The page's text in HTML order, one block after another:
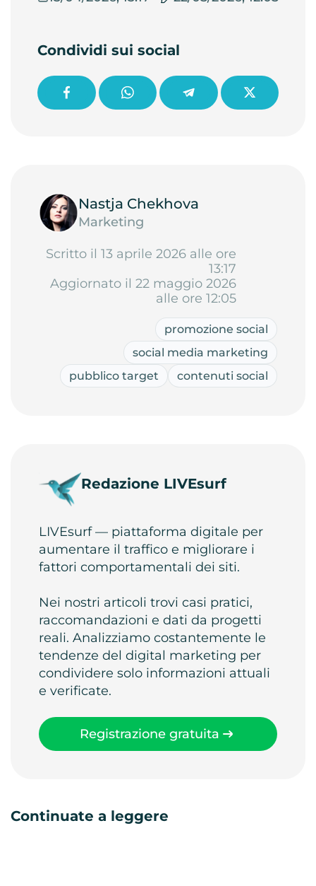
Condividi sui social
Nastja Chekhova
Marketing
Scritto il 13 aprile 2026 alle ore
13:17
Aggiornato il 22 maggio 2026
alle ore 12:05
promozione social
social media marketing
pubblico target
contenuti social
Redazione LIVEsurf
LIVEsurf — piattaforma digitale per
aumentare il traffico e migliorare i
fattori comportamentali dei siti.
Nei nostri articoli trovi casi pratici,
raccomandazioni e dati da progetti
reali. Analizziamo costantemente le
tendenze del digital marketing per
condividere solo informazioni attuali
e verificate.
Registrazione gratuita
Continuate a leggere